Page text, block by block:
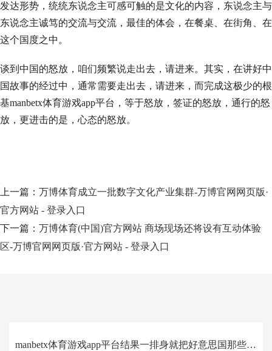
发达形势，统统东说念主可感可触的是文化的内容，东说念主与
东说念主诚笃的交流与交流，最佳的体会，在餐桌、在街角、在
这个国度之中。
谈到中国的怒放，咱们频繁说走出去，请进来。其实，在讲好中
国故事的经过中，通常需要走出去，请进来，而完成这极少的根
基manbetx体育游戏app平台，等于怒放，签证的怒放，通行的怒
放，更进击的是，心态的怒放。
上一篇： 万博体育成立一批数字文化产业集群-万博官网网页版·
官方网站 - 登录入口
下一篇： 万博体育(中国)官方网站 商场现场还将设有互动体验
区-万博官网网页版·官方网站 - 登录入口
manbetx体育游戏app平台结果一排身就把好意思国那些烂摊子舍弃-万博官网网页版·官方网站 - 登录入口